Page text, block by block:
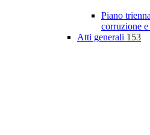
Piano
corruzione
Atti generali 153